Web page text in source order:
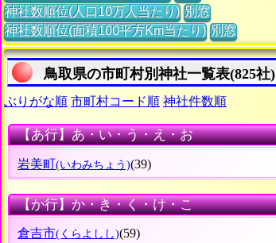
神社数順位(人口10万人当たり) 別窓
神社数順位(面積100平方Km当たり) 別窓
鳥取県の市町村別神社一覧表(825社)
ぶりがな順 市町村コード順 神社件数順
【あ行】あ・い・う・え・お
岩美町(いわみちょう)(39)
【か行】か・き・く・け・こ
倉吉市(くらよしし)(59)